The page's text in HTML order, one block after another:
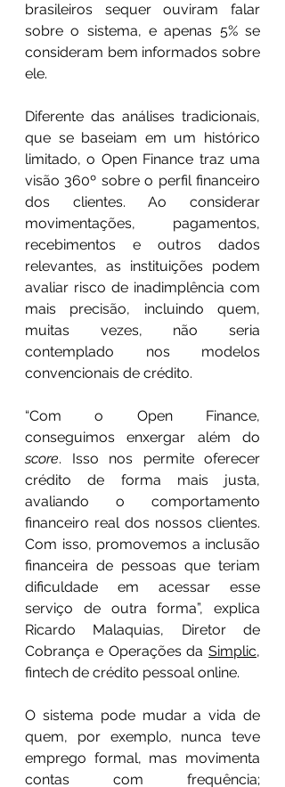
brasileiros sequer ouviram falar
sobre o sistema, e apenas 5% se
consideram bem informados sobre
ele.
Diferente das análises tradicionais,
que se baseiam em um histórico
limitado, o Open Finance traz uma
visão 360º sobre o perfil financeiro
dos clientes. Ao considerar
movimentações, pagamentos,
recebimentos e outros dados
relevantes, as instituições podem
avaliar risco de inadimplência com
mais precisão, incluindo quem,
muitas vezes, não seria
contemplado nos modelos
convencionais de crédito.
“Com o Open Finance,
score. Isso nos permite oferecer
crédito de forma mais justa,
avaliando o comportamento
financeiro real dos nossos clientes.
Com isso, promovemos a inclusão
financeira de pessoas que teriam
serviço de outra forma”, explica
Ricardo Malaquias, Diretor de
Cobrança e Operações da Simplic,
fintech de crédito pessoal online.
O sistema pode mudar a vida de
quem, por exemplo, nunca teve
emprego formal, mas movimenta
contas com frequência;